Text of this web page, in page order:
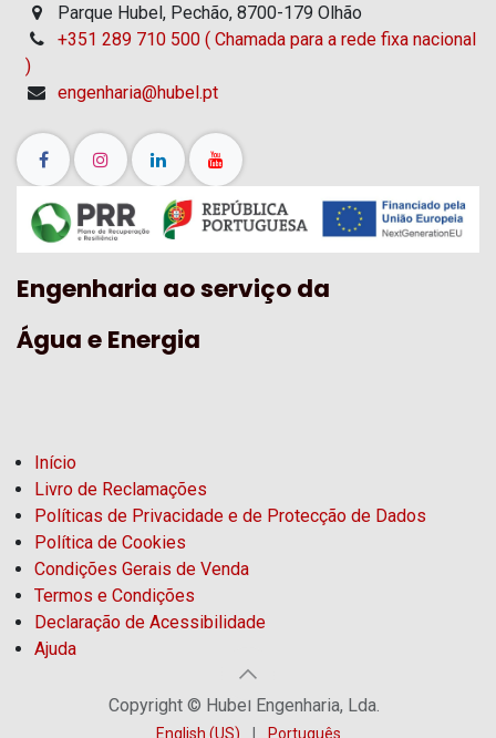
Parque Hubel, Pechão, 8700-179 Olhão
+351 289 710 500 ( Chamada para a rede fixa nacional
)
engenharia@hubel.pt
Engenharia ao serviço da
Água e Energia
Início
Livro de Reclamações
Políticas de Privacidade e de Protecção de Dados
Política de Cookies
Condições Gerais de Venda
Termos e Condições
Declaração de Acessibilidade
Ajuda
Copyright © Hubel Engenharia, Lda.
English (US) Português